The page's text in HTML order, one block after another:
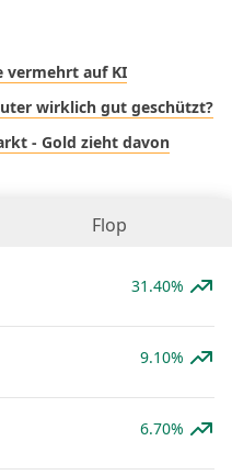
vermehrt auf KI
wirklich gut geschützt?
- Gold zieht davon
Flop
31.40%
9.10%
6.70%